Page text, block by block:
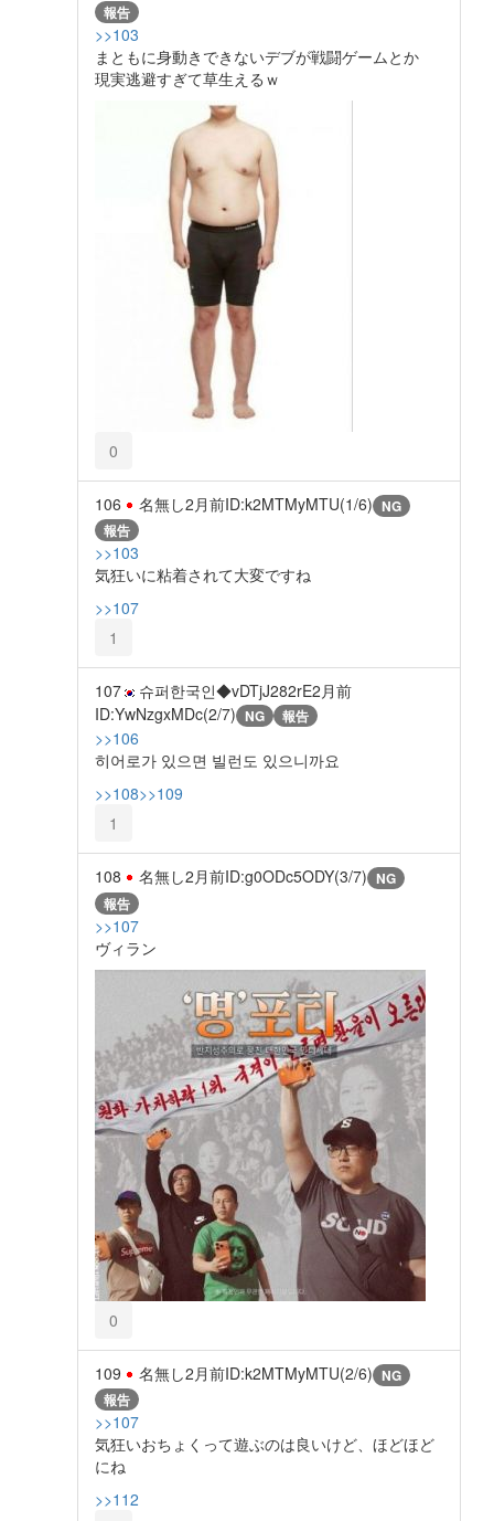
報告
>>103
まともに身動きできないデブが戦闘ゲームとか
現実逃避すぎて草生えるｗ
0
106 名無し2月前ID:k2MTMyMTU(1/6) NG
報告
>>103
気狂いに粘着されて大変ですね
>>107
1
107 슈퍼한국인◆vDTjJ282rE2月前
ID:YwNzgxMDc(2/7) NG 報告
>>106
히어로가 있으면 빌런도 있으니까요
>>108>>109
1
108 名無し2月前ID:g0ODc5ODY(3/7) NG
報告
>>107
ヴィラン
0
109 名無し2月前ID:k2MTMyMTU(2/6) NG
報告
>>107
気狂いおちょくって遊ぶのは良いけど、ほどほど
にね
>>112